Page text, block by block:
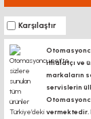
Karşılaştır
ithalatçı ve
markaların
servislerin
vermektedir.